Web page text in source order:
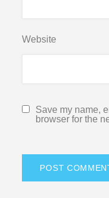
Website
Save my name,
browser for the